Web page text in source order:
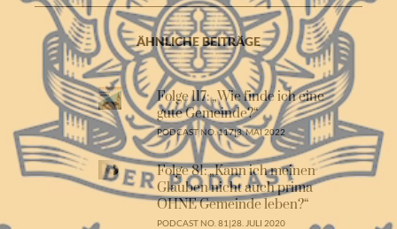
ÄHNLICHE BEITRÄGE
Folge 117: „Wie finde ich eine
gute Gemeinde?“
PODCAST NO. 117|3. MAI 2022
Folge 81: „Kann ich meinen
Glauben nicht auch prima
OHNE Gemeinde leben?“
PODCAST NO. 81 |28. JULI 2020